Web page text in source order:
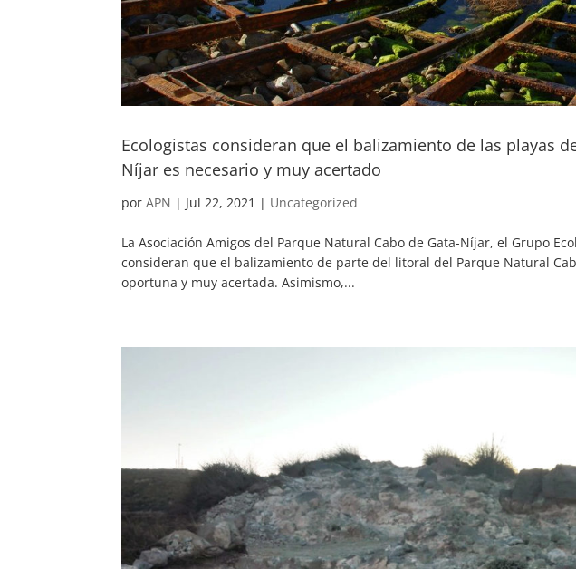
Ecologistas consideran que el balizamiento de las playas
Níjar es necesario y muy acertado
porAPN | Jul 22, 2021 | Uncategorized
La Asociación Amigos del Parque Natural Cabo de Gata-Níjar, el Grupo
consideran que el balizamiento de parte del litoral del Parque Natural
oportuna y muy acertada. Asimismo,...